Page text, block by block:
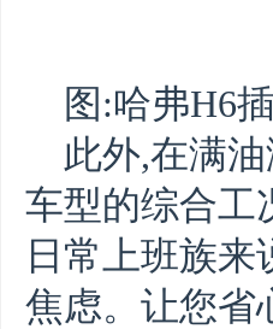
图:哈弗H6
此外,在满
车型的综合工
日常上班族
焦虑。让您省